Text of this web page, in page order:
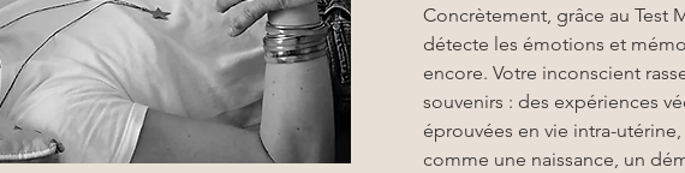
Concrètement, grâce au Test
détecte les émotions et
encore. Votre inconscient
souvenirs : des expériences
éprouvées en vie intra-
comme une naissance, un